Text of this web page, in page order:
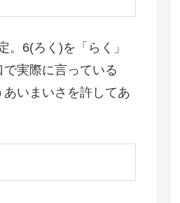
6(ろく)を「らく」
実際に言っている
いまいさを許してあ